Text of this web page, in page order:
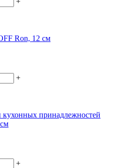
Ron, 12 см
+
кухонных принадлежностей
+